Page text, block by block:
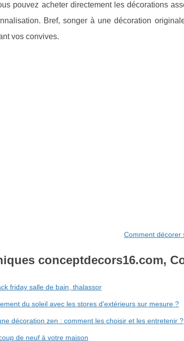
pouvez acheter directement les décorations
Bref, songer à une décoration
vos convives.
Comment décorer
conceptdecors16.com,
friday salle de bain, thalassor
du soleil avec les stores d'extérieurs sur mesure ?
décoration zen : comment les choisir et les entretenir ?
de neuf à votre maison